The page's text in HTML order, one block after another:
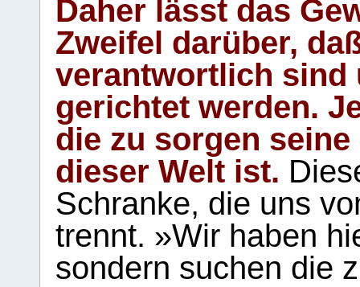
Daher lässt das
Zweifel darüber,
verantwortlich sind
gerichtet werden.
die zu sorgen
dieser Welt ist.
Schranke, die uns
trennt. »Wir haben
sondern suchen die